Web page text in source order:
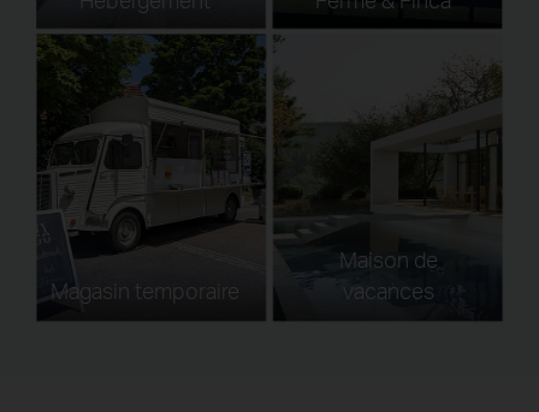
Magasin temporaire
Maison de
vacances